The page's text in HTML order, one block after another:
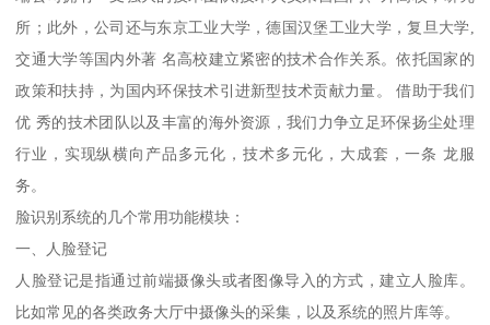
所；此外，公司还与东京工业大学，德国汉堡工业大学，复旦大学,
交通大学等国内外著 名高校建立紧密的技术合作关系。依托国家的
政策和扶持，为国内环保技术引进新型技术贡献力量。 借助于我们
优 秀的技术团队以及丰富的海外资源，我们力争立足环保扬尘处理
行业，实现纵横向产品多元化，技术多元化，大成套，一条 龙服
务。
脸识别系统的几个常用功能模块：
一、人脸登记
人脸登记是指通过前端摄像头或者图像导入的方式，建立人脸库。
比如常见的各类政务大厅中摄像头的采集，以及系统的照片库等。